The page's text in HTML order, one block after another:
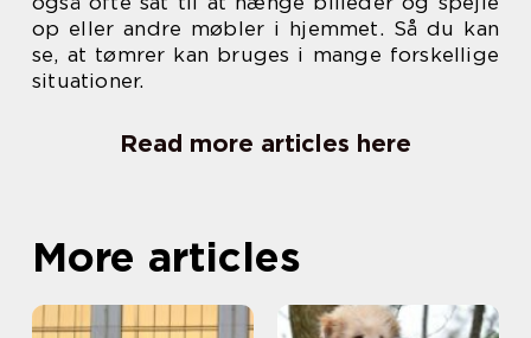
op eller andre møbler i hjemmet. Så du kan
se, at tømrer kan bruges i mange forskellige
situationer.
Read more articles here
More articles